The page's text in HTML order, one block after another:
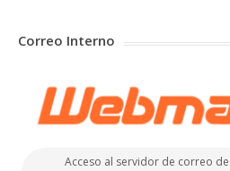
Correo Interno
Acceso al servidor de correo